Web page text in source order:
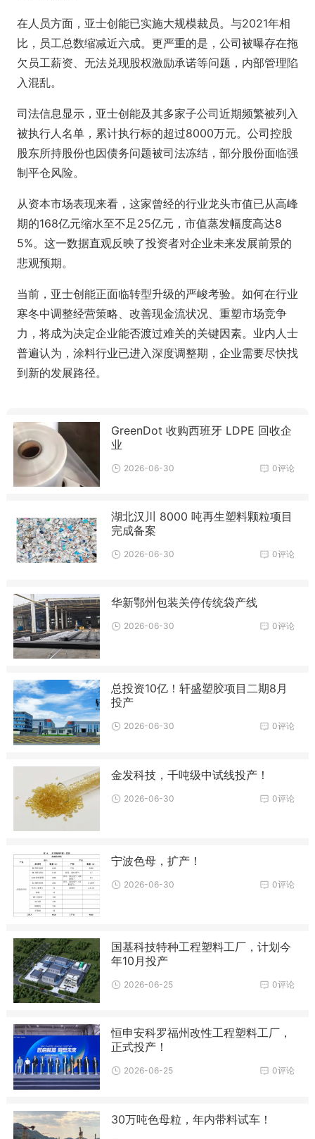
在人员方面，亚士创能已实施大规模裁员。与2021年相
比，员工总数缩减近六成。更严重的是，公司被曝存在拖
欠员工薪资、无法兑现股权激励承诺等问题，内部管理陷
入混乱。
司法信息显示，亚士创能及其多家子公司近期频繁被列入
被执行人名单，累计执行标的超过8000万元。公司控股
股东所持股份也因债务问题被司法冻结，部分股份面临强
制平仓风险。
从资本市场表现来看，这家曾经的行业龙头市值已从高峰
期的168亿元缩水至不足25亿元，市值蒸发幅度高达8
5%。这一数据直观反映了投资者对企业未来发展前景的
悲观预期。
当前，亚士创能正面临转型升级的严峻考验。如何在行业
寒冬中调整经营策略、改善现金流状况、重塑市场竞争
力，将成为决定企业能否渡过难关的关键因素。业内人士
普遍认为，涂料行业已进入深度调整期，企业需要尽快找
到新的发展路径。
GreenDot 收购西班牙 LDPE 回收企
业
0评论
2026-06-30
湖北汉川 8000 吨再生塑料颗粒项目
完成备案
0评论
2026-06-30
华新鄂州包装关停传统袋产线
0评论
2026-06-30
总投资10亿！轩盛塑胶项目二期8月
投产
0评论
2026-06-30
金发科技，千吨级中试线投产！
0评论
2026-06-30
宁波色母，扩产！
0评论
2026-06-30
国基科技特种工程塑料工厂，计划今
年10月投产
0评论
2026-06-25
恒申安科罗福州改性工程塑料工厂，
正式投产！
0评论
2026-06-25
30万吨色母粒，年内带料试车！